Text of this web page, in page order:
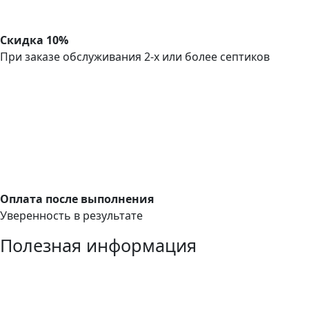
Скидка 10%
При заказе обслуживания 2-х или более септиков
Оплата после выполнения
Уверенность в результате
Полезная информация